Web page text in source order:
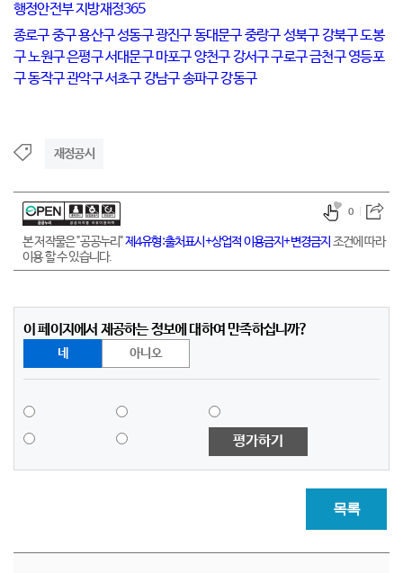
행정안전부 지방재정365
종로구중구용산구성동구광진구동대문구중랑구성북구강북구도봉
구노원구은평구서대문구 마포구양천구강서구구로구금천구 영등포
구동작구관악구서초구강남구송파구강동구
재정공시
본 저작물은 "공공누리"제4유형:출처표시+상업적 이용금지+변경금지 조건에 따라
이용 할 수 있습니다.
0
이 페이지에서 제공하는 정보에 대하여 만족하십니까?
네 아니오
평가하기
목록